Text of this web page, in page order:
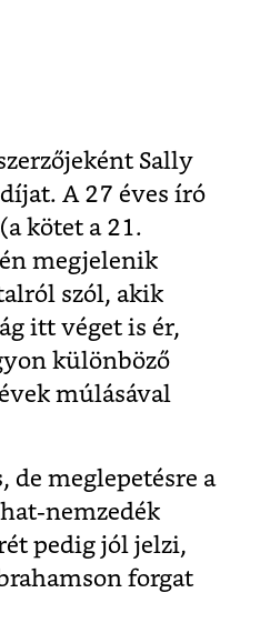
Sally
A 27 éves író
kötet a 21.
megjelenik
szól, akik
itt véget is ér,
különböző
múlásával
de meglepetésre a
nemzedék
pedig jól jelzi,
forgat